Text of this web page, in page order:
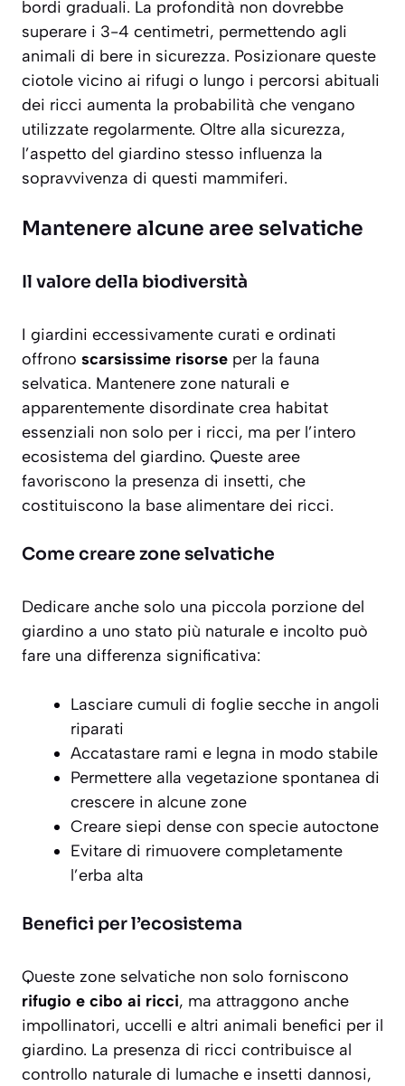
bordi graduali. La profondità non dovrebbe
superare i 3-4 centimetri, permettendo agli
animali di bere in sicurezza. Posizionare queste
ciotole vicino ai rifugi o lungo i percorsi abituali
dei ricci aumenta la probabilità che vengano
utilizzate regolarmente. Oltre alla sicurezza,
l’aspetto del giardino stesso influenza la
sopravvivenza di questi mammiferi.
Mantenere alcune aree selvatiche
Il valore della biodiversità
I giardini eccessivamente curati e ordinati
offrono scarsissime risorse per la fauna
selvatica. Mantenere zone naturali e
apparentemente disordinate crea habitat
essenziali non solo per i ricci, ma per l’intero
ecosistema del giardino. Queste aree
favoriscono la presenza di insetti, che
costituiscono la base alimentare dei ricci.
Come creare zone selvatiche
Dedicare anche solo una piccola porzione del
giardino a uno stato più naturale e incolto può
fare una differenza significativa:
Lasciare cumuli di foglie secche in angoli
riparati
Accatastare rami e legna in modo stabile
Permettere alla vegetazione spontanea di
crescere in alcune zone
Creare siepi dense con specie autoctone
Evitare di rimuovere completamente
l’erba alta
Benefici per l’ecosistema
Queste zone selvatiche non solo forniscono
rifugio e cibo ai ricci, ma attraggono anche
impollinatori, uccelli e altri animali benefici per il
giardino. La presenza di ricci contribuisce al
controllo naturale di lumache e insetti dannosi,